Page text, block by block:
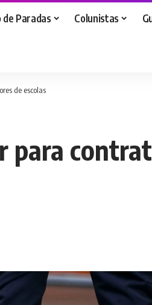
de Paradas Colunistas
de escolas
para